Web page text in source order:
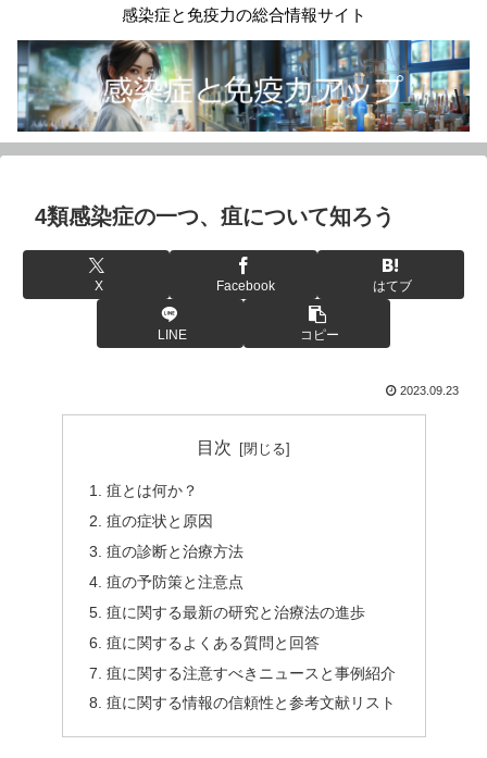
感染症と免疫力の総合情報サイト
4類感染症の一つ、疽について知ろう
X Facebook はてブ
LINE コピー
2023.09.23
目次
疽とは何か？
疽の症状と原因
疽の診断と治療方法
疽の予防策と注意点
疽に関する最新の研究と治療法の進歩
疽に関するよくある質問と回答
疽に関する注意すべきニュースと事例紹介
疽に関する情報の信頼性と参考文献リスト